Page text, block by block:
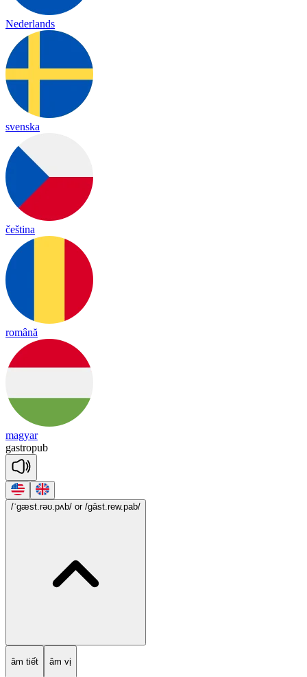
Nederlands
svenska
čeština
română
magyar
gastropub
/ˈgæst.rəʊ.pʌb/ or /gāst.rew.pab/
âm tiết âm vị